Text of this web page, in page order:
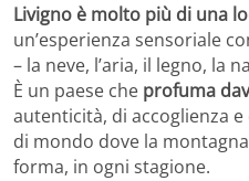
Livigno è molto più di una
un’esperienza sensoriale
– la neve, l’aria, il legno, la
È un paese che profuma
autenticità, di accoglienza
di mondo dove la
forma, in ogni stagione.